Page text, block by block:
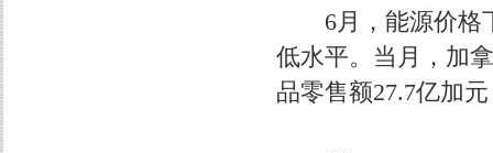
6月，能源价格下
低水平。当月，加
品零售额27.7亿加